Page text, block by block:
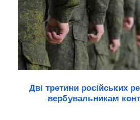
Дві третини російських
вербувальникам